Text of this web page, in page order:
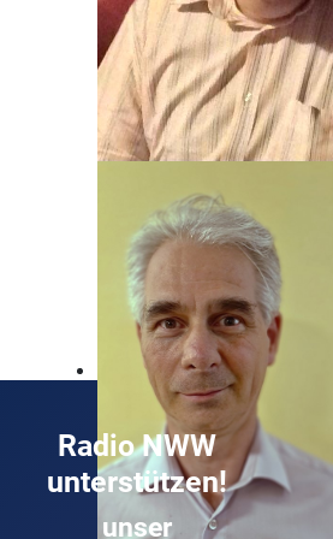
Unser Mann, wenn's um
Radio NWW
unterstützen!
unser